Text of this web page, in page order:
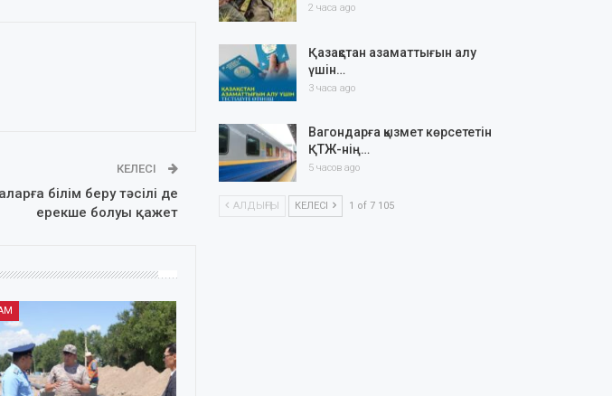
КЕЛЕСІ
білім беру тәсілі де
ерекше болуы қажет
2 часа ago
Қазақстан азаматтығын алу
үшін…
3 часа ago
Вагондарға қызмет көрсететін
ҚТЖ-нің…
5 часов ago
АЛДЫҢҒЫ КЕЛЕСІ 1 of 7 105